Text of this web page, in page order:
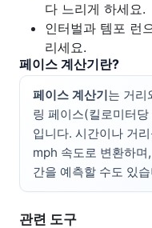
다 느리게 하세요.
인터벌과 템포 런
리세요.
페이스 계산기란?
페이스 계산기는 거리
링 페이스(킬로미터
입니다. 시간이나 거
mph 속도로 변환하며,
간을 예측할 수도 있
관련 도구